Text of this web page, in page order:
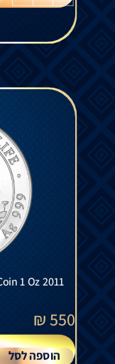
1 Oz 2011
550
₪
הוספה לסל